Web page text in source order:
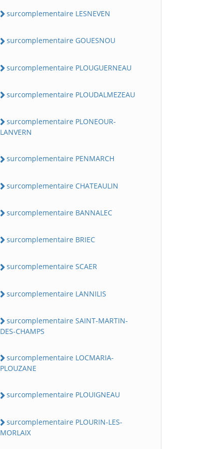
surcomplementaire LESNEVEN
surcomplementaire GOUESNOU
surcomplementaire PLOUGUERNEAU
surcomplementaire PLOUDALMEZEAU
surcomplementaire PLONEOUR-
LANVERN
surcomplementaire PENMARCH
surcomplementaire CHATEAULIN
surcomplementaire BANNALEC
surcomplementaire BRIEC
surcomplementaire SCAER
surcomplementaire LANNILIS
surcomplementaire SAINT-MARTIN-
DES-CHAMPS
surcomplementaire LOCMARIA-
PLOUZANE
surcomplementaire PLOUIGNEAU
surcomplementaire PLOURIN-LES-
MORLAIX